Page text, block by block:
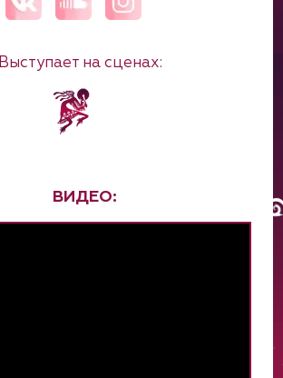
Выступает на сценах:
ВИДЕО: